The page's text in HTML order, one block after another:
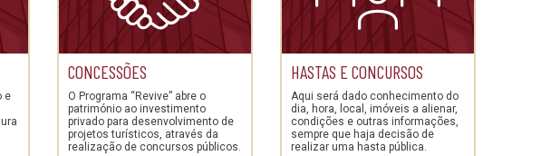
e
CONCESSÕES
O Programa “Revive” abre o
património ao investimento
privado para desenvolvimento de
projetos turísticos, através da
realização de concursos públicos.
HASTAS E CONCURSOS
Aqui será dado conhecimento do
dia, hora, local, imóveis a alienar,
condições e outras informações,
sempre que haja decisão de
realizar uma hasta pública.